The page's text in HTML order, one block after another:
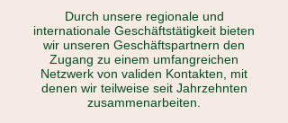
Durch unsere regionale und
internationale Geschäftstätigkeit bieten
wir unseren Geschäftspartnern den
Zugang zu einem umfangreichen
Netzwerk von validen Kontakten, mit
denen wir teilweise seit Jahrzehnten
zusammenarbeiten.